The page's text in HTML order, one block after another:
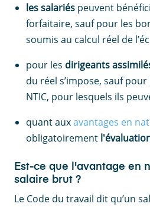
les salariés peuvent
forfaitaire, sauf pour les
soumis au calcul réel de
pour les dirigeants
du réel s’impose, sauf
NTIC, pour lesquels ils
quant auxavantages en
obligatoirement
Est-ce que l'avantage en
salaire brut ?
Le Code du travail dit qu’un